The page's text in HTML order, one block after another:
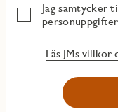
Jag samtycker
Läs JMs villkor